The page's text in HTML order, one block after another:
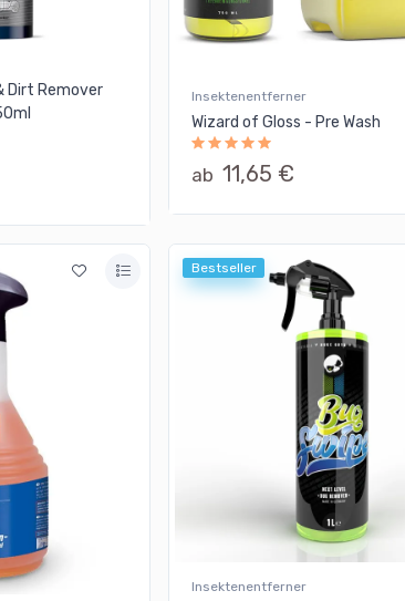
Dirt Remover
Insektenentferner
Wizard of Gloss - Pre Wash
ab 11,65 €
Bestseller
Insektenentferner